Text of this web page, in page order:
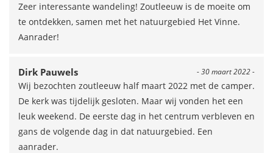
Zeer interessante wandeling! Zoutleeuw is de moeite om
te ontdekken, samen met het natuurgebied Het Vinne.
Aanrader!
- 30 maart 2022 -
Dirk Pauwels
Wij bezochten zoutleeuw half maart 2022 met de camper.
De kerk was tijdelijk gesloten. Maar wij vonden het een
leuk weekend. De eerste dag in het centrum verbleven en
gans de volgende dag in dat natuurgebied. Een
aanrader.